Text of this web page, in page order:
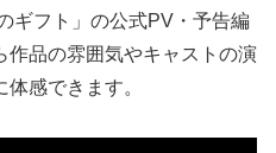
ギフト」の公式PV・予告編
作品の雰囲気やキャストの演
感できます。